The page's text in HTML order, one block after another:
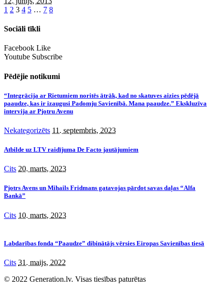
1 2 3 4 5 … 7 8
Sociāli tīkli
Facebook Like
Youtube Subscribe
Pēdējie notikumi
“Integrācija ar Rietumiem noritēs ātrāk, kad no skatuves aizies pēdējā
paaudze, kas ir izaugusi Padomju Savienībā. Mana paaudze.” Ekskluzīva
intervija ar Pjotru Avenu
Nekategorizēts 11. septembris, 2023
Atbilde uz LTV raidījuma De Facto jautājumiem
Cits 20. marts, 2023
Pjotrs Avens un Mihails Fridmans gatavojas pārdot savas daļas “Alfa
Bankā”
Cits 10. marts, 2023
Labdarības fonda “Paaudze” dibinātājs vērsies Eiropas Savienības tiesā
Cits 31. maijs, 2022
© 2022 Generation.lv. Visas tiesības paturētas